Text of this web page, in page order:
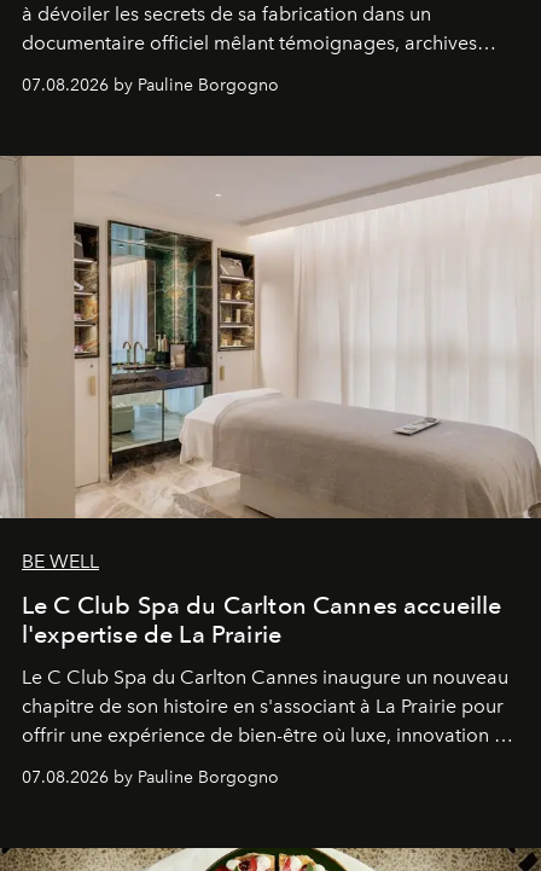
à dévoiler les secrets de sa fabrication dans un
documentaire officiel mêlant témoignages, archives
inédites et plongée dans les coulisses d'un phénomène
générationnel.
07.08.2026 by Pauline Borgogno
BE WELL
Le C Club Spa du Carlton Cannes accueille
l'expertise de La Prairie
Le C Club Spa du Carlton Cannes inaugure un nouveau
chapitre de son histoire en s'associant à La Prairie pour
offrir une expérience de bien-être où luxe, innovation et
expertise se rencontrent.
07.08.2026 by Pauline Borgogno